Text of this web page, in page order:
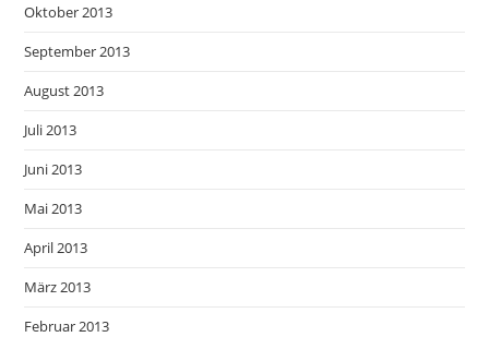
Oktober 2013
September 2013
August 2013
Juli 2013
Juni 2013
Mai 2013
April 2013
März 2013
Februar 2013